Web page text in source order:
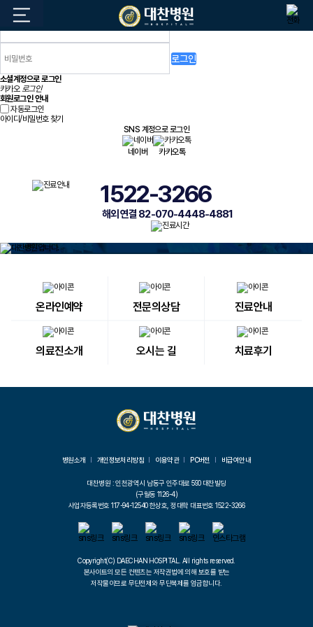
로그인
소셜계정으로 로그인
카카오로그인
회원로그인 안내
자동로그인
아이디/비밀번호 찾기
SNS 계정으로 로그인
네이버 카카오톡
1522-3266
해외 연결 82-070-4448-4881
온라인예약 전문의상담 진료안내
의료진소개 오시는 길 치료후기
병원소개 개인정보처리방침 이용약관 PC버전 비급여안내
대찬병원 : 인천광역시 남동구 인주대로 590 대찬빌딩
(구월동 1126-4)
사업자등록번호 117-94-12540 한상호, 정대학 대표번호 1522-3266
Copyright(C) DAECHAN HOSPITAL. All rights reserved.
본사이트의 모든 컨텐츠는 저작권법에 의해 보호를 받는
저작물이므로 무단전제와 무단복제를 엄금합니다.